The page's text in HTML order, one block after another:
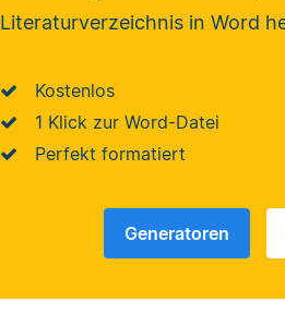
Literaturverzeichnis in Word
Kostenlos
1 Klick zur Word-Datei
Perfekt formatiert
Generatoren